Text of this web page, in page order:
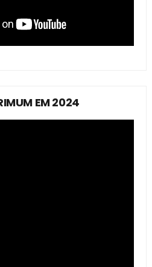
EM 2024